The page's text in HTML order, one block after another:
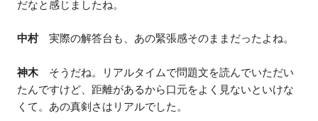
だなと感じましたね。
中村実際の解答台も、あの緊張感そのままだったよね。
神木そうだね。リアルタイムで問題文を読んでいただい
たんですけど、距離があるから口元をよく見ないといけな
くて。あの真剣さはリアルでした。